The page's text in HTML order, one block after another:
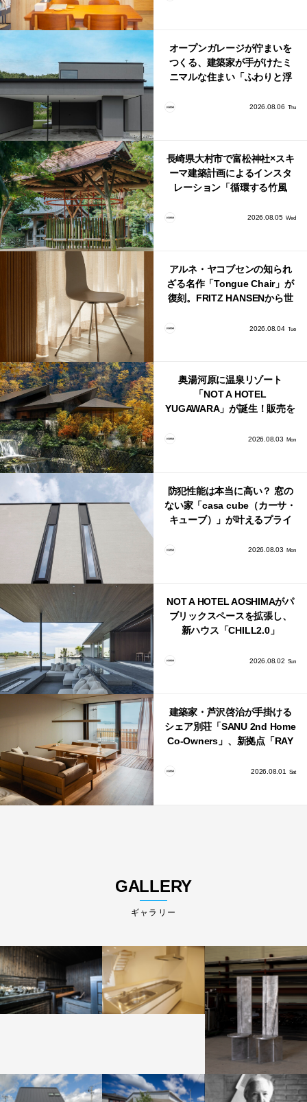
オープンガレージが佇まいを
つくる、建築家が手がけたミ
ニマルな住まい「ふわりと浮
2026.08.06 Thu
長崎県大村市で富松神社×スキ
ーマ建築計画によるインスタ
レーション「循環する竹風
2026.08.05 Wed
アルネ・ヤコブセンの知られ
ざる名作「Tongue Chair」が
復刻。FRITZ HANSENから世
2026.08.04 Tue
奥湯河原に温泉リゾート
「NOT A HOTEL
YUGAWARA」が誕生！販売を
2026.08.03 Mon
防犯性能は本当に高い？ 窓の
ない家「casa cube（カーサ・
キューブ）」が叶えるプライ
2026.08.03 Mon
NOT A HOTEL AOSHIMAがパ
ブリックスペースを拡張し、
新ハウス「CHILL2.0」
2026.08.02 Sun
建築家・芦沢啓治が手掛ける
シェア別荘「SANU 2nd Home
Co-Owners」、新拠点「RAY
2026.08.01 Sat
GALLERY
ギャラリー